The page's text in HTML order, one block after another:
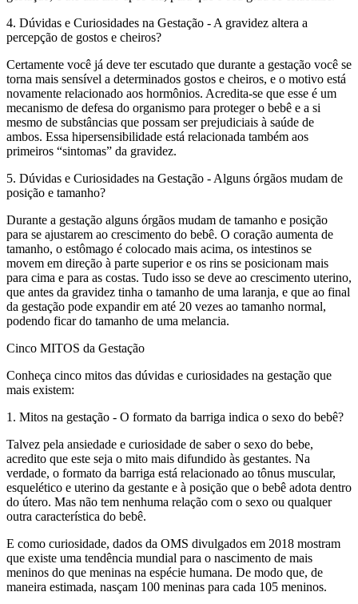
4. Dúvidas e Curiosidades na Gestação - A gravidez altera a
percepção de gostos e cheiros?
Certamente você já deve ter escutado que durante a gestação você se
torna mais sensível a determinados gostos e cheiros, e o motivo está
novamente relacionado aos hormônios. Acredita-se que esse é um
mecanismo de defesa do organismo para proteger o bebê e a si
mesmo de substâncias que possam ser prejudiciais à saúde de
ambos. Essa hipersensibilidade está relacionada também aos
primeiros “sintomas” da gravidez.
5. Dúvidas e Curiosidades na Gestação - Alguns órgãos mudam de
posição e tamanho?
Durante a gestação alguns órgãos mudam de tamanho e posição
para se ajustarem ao crescimento do bebê. O coração aumenta de
tamanho, o estômago é colocado mais acima, os intestinos se
movem em direção à parte superior e os rins se posicionam mais
para cima e para as costas. Tudo isso se deve ao crescimento uterino,
que antes da gravidez tinha o tamanho de uma laranja, e que ao final
da gestação pode expandir em até 20 vezes ao tamanho normal,
podendo ficar do tamanho de uma melancia.
Cinco MITOS da Gestação
Conheça cinco mitos das dúvidas e curiosidades na gestação que
mais existem:
1. Mitos na gestação - O formato da barriga indica o sexo do bebê?
Talvez pela ansiedade e curiosidade de saber o sexo do bebe,
acredito que este seja o mito mais difundido às gestantes. Na
verdade, o formato da barriga está relacionado ao tônus muscular,
esquelético e uterino da gestante e à posição que o bebê adota dentro
do útero. Mas não tem nenhuma relação com o sexo ou qualquer
outra característica do bebê.
E como curiosidade, dados da OMS divulgados em 2018 mostram
que existe uma tendência mundial para o nascimento de mais
meninos do que meninas na espécie humana. De modo que, de
maneira estimada, nasçam 100 meninas para cada 105 meninos.